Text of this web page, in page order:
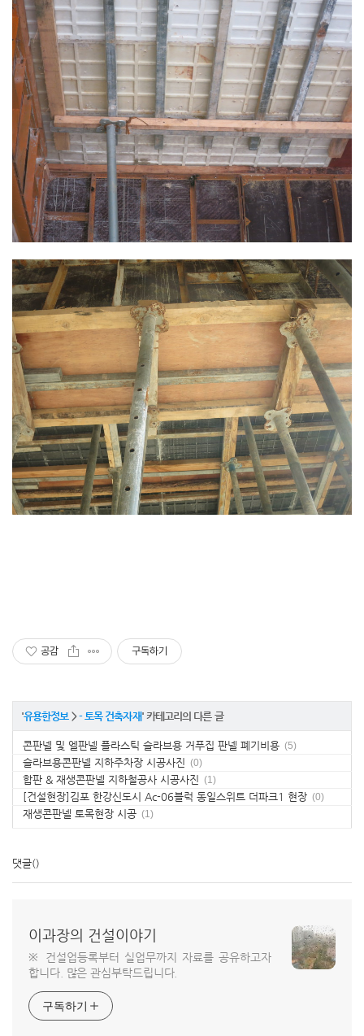
공감 구독하기
'유용한정보 >- 토목 건축자재' 카테고리의 다른 글
콘판넬 및 엘판넬 플라스틱 슬라브용 거푸집 판넬 폐기비용 (5)
슬라브용콘판넬 지하주차장 시공사진 (0)
합판 & 재생콘판넬 지하철공사 시공사진 (1)
[건설현장]김포 한강신도시 Ac-06블럭 동일스위트 더파크1 현장 (0)
재생콘판넬 토목현장 시공 (1)
댓글()
이과장의 건설이야기
※ 건설업등록부터 실업무까지 자료를 공유하고자
합니다. 많은 관심부탁드립니다.
구독하기